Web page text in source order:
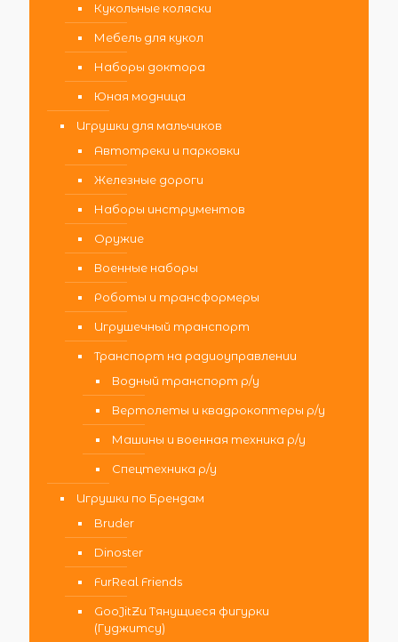
Кукольные коляски
Мебель для кукол
Наборы доктора
Юная модница
Игрушки для мальчиков
Автотреки и парковки
Железные дороги
Наборы инструментов
Оружие
Военные наборы
Роботы и трансформеры
Игрушечный транспорт
Транспорт на радиоуправлении
Водный транспорт р/у
Вертолеты и квадрокоптеры р/у
Машины и военная техника р/у
Спецтехника р/у
Игрушки по Брендам
Bruder
Dinoster
FurReal Friends
GooJitZu Тянущиеся фигурки
(Гуджитсу)